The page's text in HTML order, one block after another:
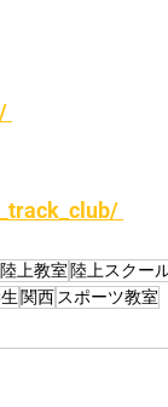
陸上教室 陸上スクー
関西 スポーツ教室